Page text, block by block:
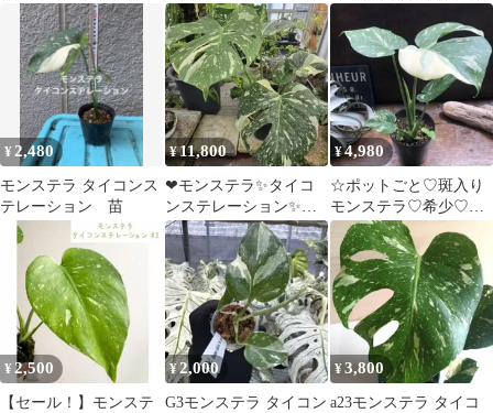
シー 5号
ョン 斑入り 1
¥ 2,480
モンステラ タイコンス
テレーション 苗
¥11,800
❤モンステラ✨️タイコ
ンステレーション✨️イ
エローモンスター✨️特
上斑
¥4,980
☆ポットごと♡斑入り
モンステラ♡希少♡タ
イコンステレーション
♡
¥ 2,500
【セール！】モンステ
¥2,000
G3モンステラ タイコン
¥3,800
a23モンステラ タイコ